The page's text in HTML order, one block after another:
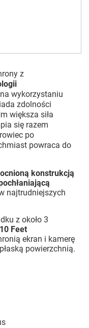
z
wykorzystaniu
zdolności
większa siła
się razem
po
powraca do
konstrukcją
najtrudniejszych
z około 3
Feet
ekran i kamerę
powierzchnią.